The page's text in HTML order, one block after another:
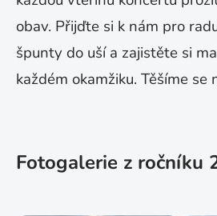
obav. Přijďte si k nám pro
špunty do uší a zajistěte si
každém okamžiku. Těšíme se
Fotogalerie z ročníku